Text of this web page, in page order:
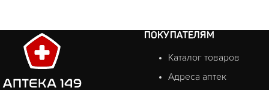
ПОКУПАТЕЛЯМ
Каталог товаров
Адреса аптек